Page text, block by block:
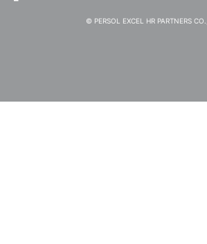
© PERSOL EXCEL HR PARTNERS